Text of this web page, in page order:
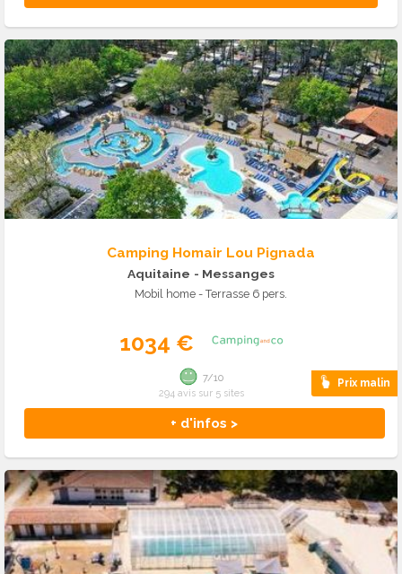
Camping Homair Lou Pignada
Aquitaine - Messanges
Mobil home - Terrasse 6 pers.
1034 €
Prix malin
+ d'infos >
7/10
294 avis sur 5 sites